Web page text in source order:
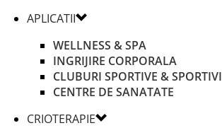
APLICATII
WELLNESS & SPA
INGRIJIRE CORPORALA
CLUBURI SPORTIVE & SPORTIVI
CENTRE DE SANATATE
CRIOTERAPIE